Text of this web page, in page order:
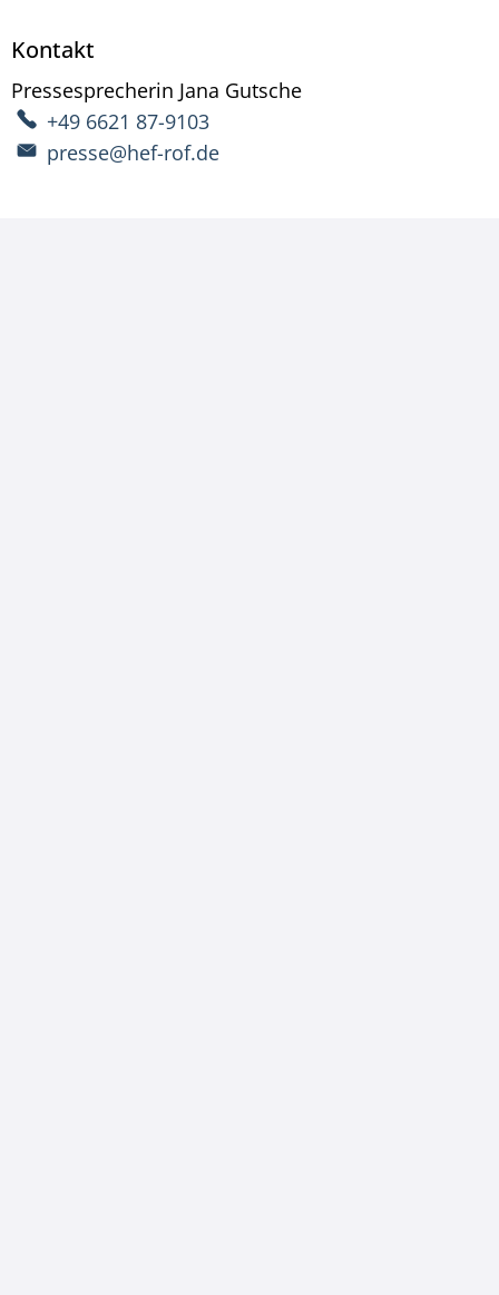
Kontakt
Pressesprecherin Jana Gutsche
+49 6621 87-9103
presse@hef-rof.de